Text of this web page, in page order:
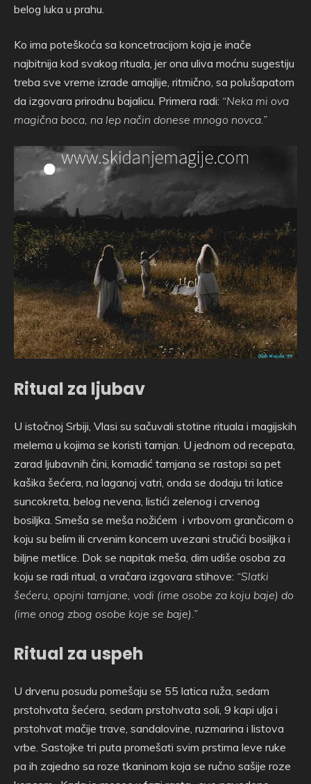
belog luka u prahu.
Ko ima poteškoća sa koncetracijom koja je inače
najbitnija kod svakog rituala, jer ona uliva moćnu sugestiju
treba sve vreme izrade amajlije, ritmično, sa polušapatom
da izgovara prirodnu bajalicu. Primera radi: “Neka mi ova
magična boca, na lep način donese mnogo novca.”
Ritual za ljubav
U istočnoj Srbiji, Vlasi su sačuvali stotine rituala i magijskih
melema u kojima se koristi tamjan. U jednom od recepata,
zarad ljubavnih čini, komadić tamjana se rastopi sa pet
kašika šećera, na laganoj vatri, onda se dodaju tri latice
suncokreta, belog nevena, listići zelenog i crvenog
bosiljka. Smeša se meša nožićem i vrbovom grančicom o
koju su belim ili crvenim koncem uvezani stručići bosiljka i
biljne metlice. Dok se napitak meša, dim udiše osoba za
koju se radi ritual, a vračara izgovara stihove: “Slatki
šećeru, opojni tamjane, vodi (ime osobe za koju baje) do
(ime onog zbog osobe koje se baje).”
Ritual za uspeh
U drvenu posudu pomešaju se 55 latica ruža, sedam
prstohvata šećera, sedam prstohvata soli, 9 kapi ulja i
prstohvat mačije trave, sandalovine, ruzmarina i listova
vrbe. Sastojke tri puta promešati svim prstima leve ruke
pa ih zajedno sa roze tkaninom koja se ručno sašije roze